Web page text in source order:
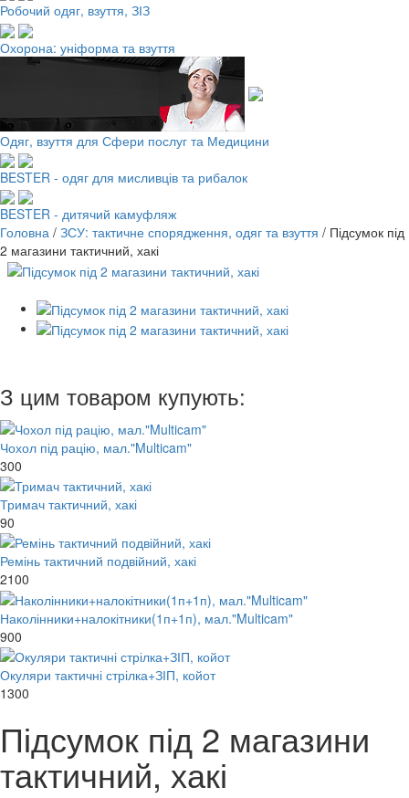
Робочий одяг, взуття, ЗІЗ
Охорона: уніформа та взуття
Одяг, взуття для Сфери послуг та Медицини
BESTER - одяг для мисливців та рибалок
BESTER - дитячий камуфляж
Головна / ЗСУ: тактичне спорядження, одяг та взуття / Підсумок під
2 магазини тактичний, хакі
З цим товаром купують:
Чохол під рацію, мал."Multicam"
300
Тримач тактичний, хакі
90
Ремінь тактичний подвійний, хакі
2100
Наколінники+налокітники(1п+1п), мал."Multicam"
900
Окуляри тактичні стрілка+ЗІП, койот
1300
Підсумок під 2 магазини
тактичний, хакі